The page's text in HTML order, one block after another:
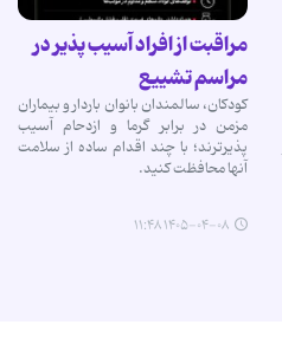
مراقبت از افراد آسیب پذیر در
مراسم تشییع
کودکان، سالمندان بانوان باردار و بیماران
مزمن در برابر گرما و ازدحام آسیب
پذیرترند؛ با چند اقدام ساده از سلامت
آنها محافظت کنید.
۱۴۰۵-۰۴-۰۸ ۱۱:۴۸